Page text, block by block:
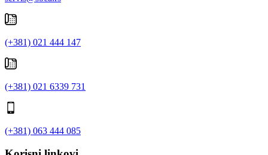
(+381) 021 444 147
(+381) 021 6339 731
(+381) 063 444 085